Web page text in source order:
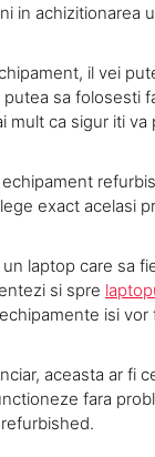
in achizitionarea
il vei
putea sa folosesti
mult ca sigur iti
exact acelasi
laptop care sa
si spre
isi vor
aceasta ar fi
fara